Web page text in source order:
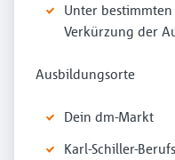
Unter
Verkürzung der
Ausbildungsorte
Dein dm-Markt
Karl-Schiller-